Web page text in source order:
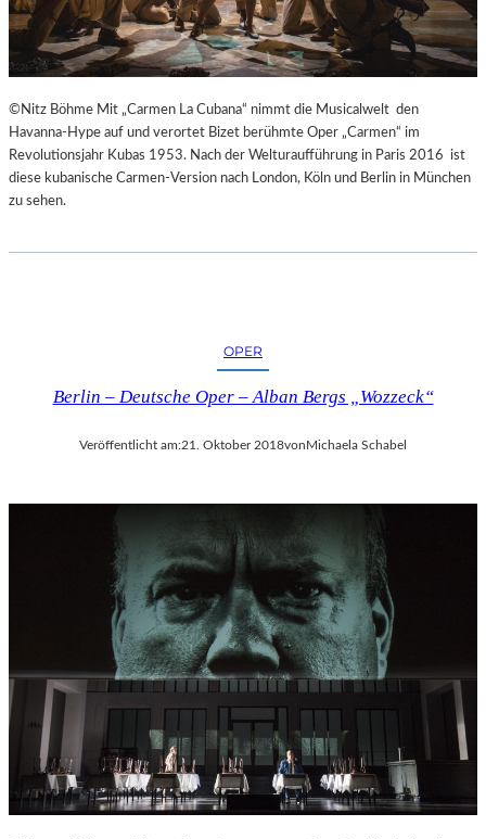
S
S
I
N
E
N
I
E
N
R
©Nitz Böhme Mit „Carmen La Cubana“ nimmt die Musicalwelt den
Havanna-Hype auf und verortet Bizet berühmte Oper „Carmen“ im
Revolutionsjahr Kubas 1953. Nach der Welturaufführung in Paris 2016 ist
diese kubanische Carmen-Version nach London, Köln und Berlin in München
zu sehen.
OPER
Berlin – Deutsche Oper – Alban Bergs „Wozzeck“
Veröffentlicht am:21. Oktober 2018vonMichaela Schabel